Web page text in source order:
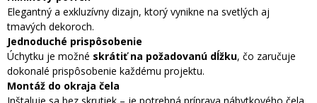
Elegantný a exkluzívny dizajn, ktorý vynikne na svetlých aj
tmavých dekoroch.
Jednoduché prispôsobenie
Úchytku je možné skrátiť na požadovanú dĺžku, čo zaručuje
dokonalé prispôsobenie každému projektu.
Montáž do okraja čela